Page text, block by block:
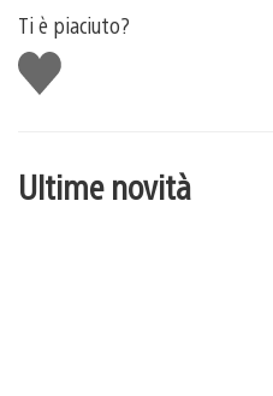
Ti è piaciuto?
Mi
piace
Ultime novità